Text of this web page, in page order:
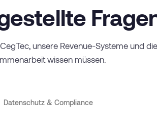
unsere Revenue-Systeme und die
wissen müssen.
Datenschutz & Compliance